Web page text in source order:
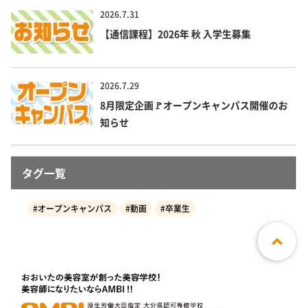
2026.7.31
【通信課程】2026年 秋 入学生募集
2026.7.29
8月限定企画🚩オープンキャンパス開催のお
知らせ
タグ一覧
#オープンキャンパス #動画 #卒業生